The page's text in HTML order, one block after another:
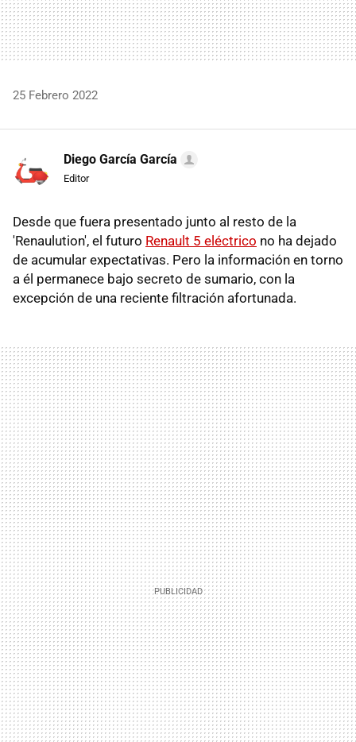
25 Febrero 2022
Diego García García
Editor
Desde que fuera presentado junto al resto de la
'Renaulution', el futuro Renault 5 eléctrico no ha dejado
de acumular expectativas. Pero la información en torno
a él permanece bajo secreto de sumario, con la
excepción de una reciente filtración afortunada.